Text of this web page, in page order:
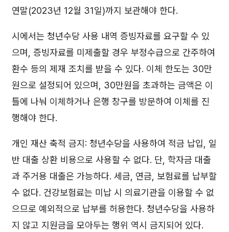
연말(2023년 12월 31일)까지 보관해야 한다.
시에서는 청년수당 사용 내역 증빙자료를 요구할 수 있
으며, 증빙자료를 미제출할 경우 부정수급으로 간주하여
환수 등의 제재 조치를 받을 수 있다. 이체 한도는 30만
원으로 설정되어 있으며, 30만원을 초과하는 금액은 이
틀에 나눠 이체하거나 은행 창구를 방문하여 이체를 진
행해야 한다.
개인 재산 축적 금지: 청년수당을 사용하여 적금 납입, 일
반 대출 상환 비용으로 사용할 수 없다. 단, 학자금 대출
과 주거용 대출은 가능하다. 세금, 연금, 보험료를 납부할
수 없다. 건강보험료는 미납 시 의료기관을 이용할 수 없
으므로 예외적으로 납부를 허용한다. 청년수당을 사용하
지 않고 지원금을 모아두는 행위 역시 금지되어 있다.